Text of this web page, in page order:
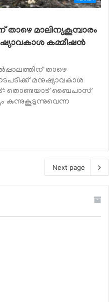
താഴെ മാലിന്യകൂമ്പാരം
കമ്മീഷൻ
താഴെ
മനുഷ്യാവകാശ
തൊണ്ടയാട് ബൈപാസ്
കുന്നുകൂടുന്നുവെന്ന
Next page